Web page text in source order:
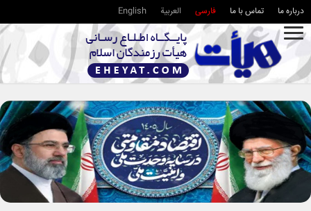
درباره ما تماس با ما فارسی العربية English